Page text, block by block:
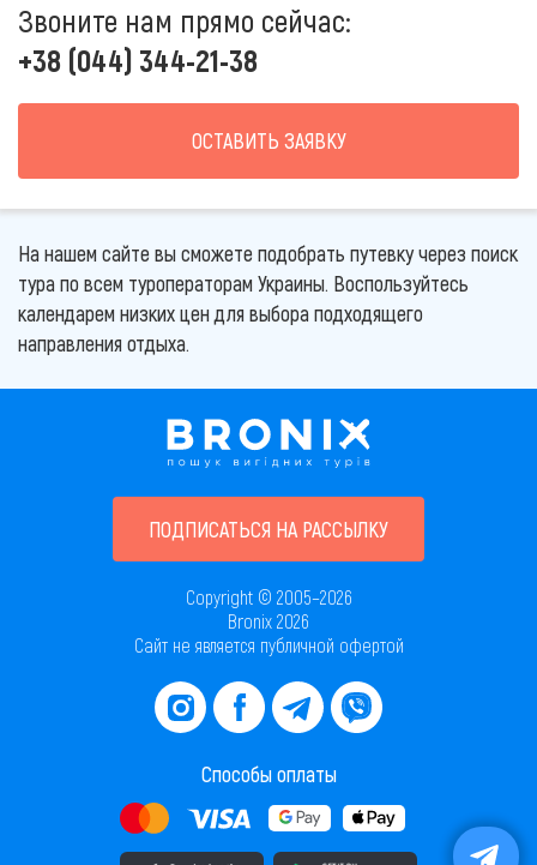
Звоните нам прямо сейчас:
+38 (044) 344-21-38
ОСТАВИТЬ ЗАЯВКУ
На нашем сайте вы сможете подобрать путевку через поиск
тура по всем туроператорам Украины. Воспользуйтесь
календарем низких цен для выбора подходящего
направления отдыха.
ПОДПИСАТЬСЯ НА РАССЫЛКУ
Copyright © 2005–2026
Bronix 2026
Сайт не является публичной офертой
Способы оплаты
Скачать приложение в AppStore Скачать приложение в PlayMarket